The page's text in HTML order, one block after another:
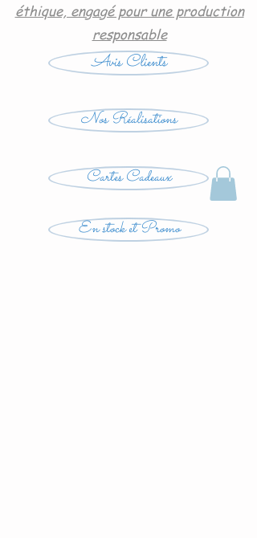
éthique, engagé pour une production
responsable
Avis Clients
Nos Réalisations
Cartes Cadeaux
En stock et Promo